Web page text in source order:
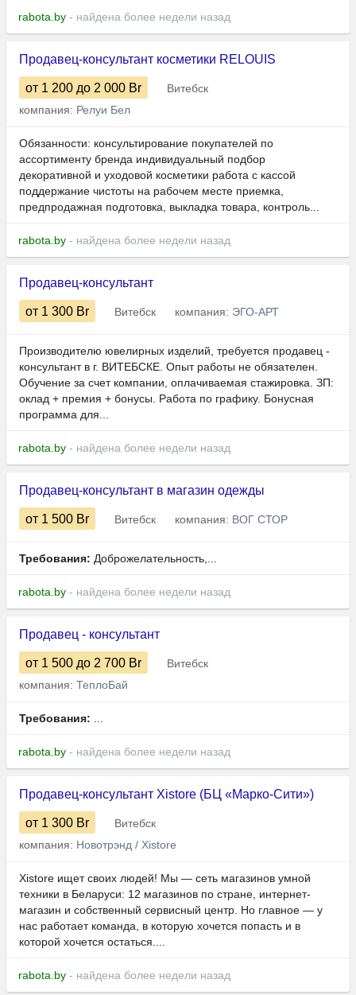
rabota.by - найдена более недели назад
Продавец-консультант косметики RELOUIS
от 1 200 до 2 000 Br
Витебск
компания: Релуи Бел
Обязанности: консультирование покупателей по
ассортименту бренда индивидуальный подбор
декоративной и уходовой косметики работа с кассой
поддержание чистоты на рабочем месте приемка,
предпродажная подготовка, выкладка товара, контроль...
rabota.by - найдена более недели назад
Продавец-консультант
от 1 300 Br Витебск компания: ЭГО-АРТ
Производителю ювелирных изделий, требуется продавец -
консультант в г. ВИТЕБСКЕ. Опыт работы не обязателен.
Обучение за счет компании, оплачиваемая стажировка. ЗП:
оклад + премия + бонусы. Работа по графику. Бонусная
программа для...
rabota.by - найдена более недели назад
Продавец-консультант в магазин одежды
от 1 500 Br Витебск компания: ВОГ СТОР
Требования: Доброжелательность,...
rabota.by - найдена более недели назад
Продавец - консультант
от 1 500 до 2 700 Br
Витебск
компания: ТеплоБай
Требования: ...
rabota.by - найдена более недели назад
Продавец-консультант Xistore (БЦ «Марко-Сити»)
от 1 300 Br
Витебск
компания: Новотрэнд / Xistore
Xistore ищет своих людей! Мы — сеть магазинов умной
техники в Беларуси: 12 магазинов по стране, интернет-
магазин и собственный сервисный центр. Но главное — у
нас работает команда, в которую хочется попасть и в
которой хочется остаться....
rabota.by - найдена более недели назад